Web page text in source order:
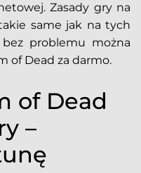
Zasady gry na
same jak na tych
problemu można
of Dead za darmo.
of Dead
–